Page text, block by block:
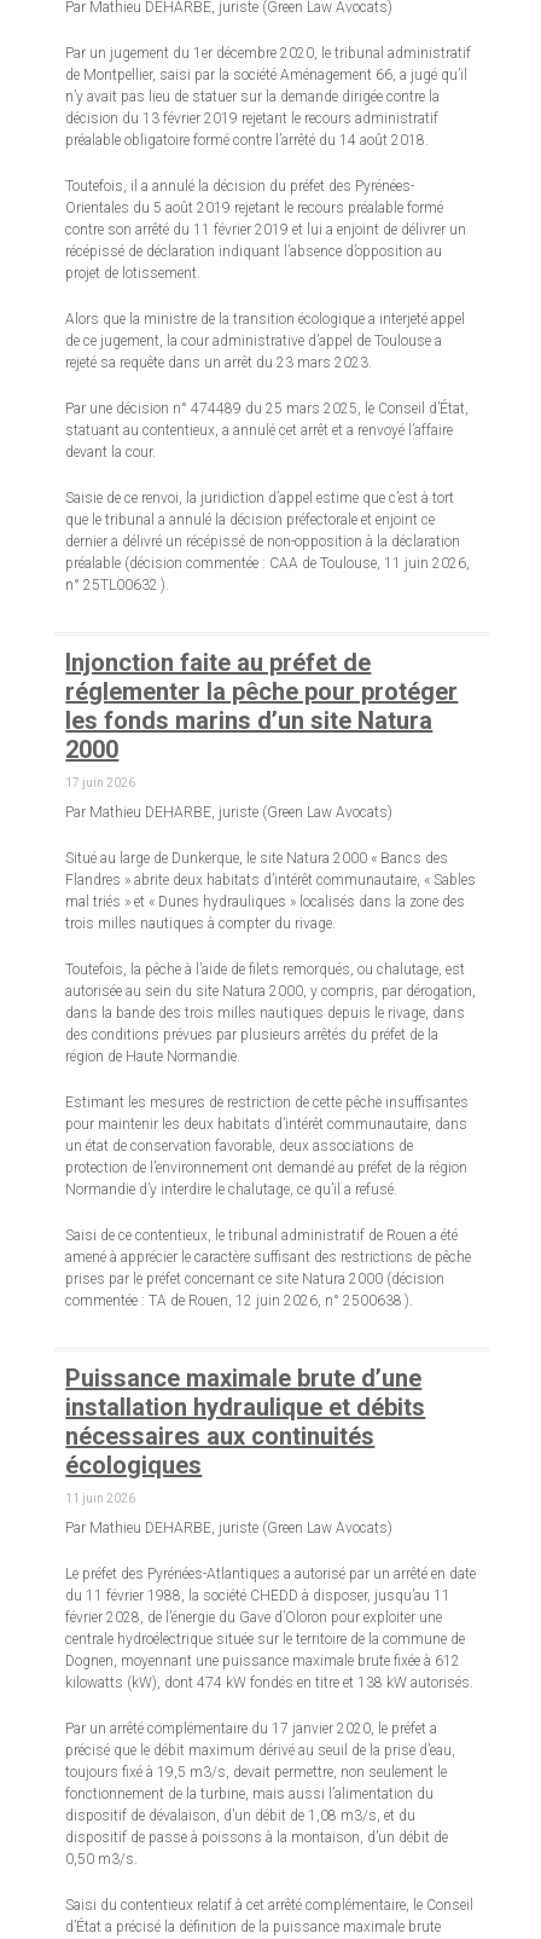
Par Mathieu DEHARBE, juriste (Green Law Avocats)
Par un jugement du 1er décembre 2020, le tribunal administratif
de Montpellier, saisi par la société Aménagement 66, a jugé qu’il
n’y avait pas lieu de statuer sur la demande dirigée contre la
décision du 13 février 2019 rejetant le recours administratif
préalable obligatoire formé contre l’arrêté du 14 août 2018.
Toutefois, il a annulé la décision du préfet des Pyrénées-
Orientales du 5 août 2019 rejetant le recours préalable formé
contre son arrêté du 11 février 2019 et lui a enjoint de délivrer un
récépissé de déclaration indiquant l’absence d’opposition au
projet de lotissement.
Alors que la ministre de la transition écologique a interjeté appel
de ce jugement, la cour administrative d’appel de Toulouse a
rejeté sa requête dans un arrêt du 23 mars 2023.
Par une décision n° 474489 du 25 mars 2025, le Conseil d’État,
statuant au contentieux, a annulé cet arrêt et a renvoyé l’affaire
devant la cour.
Saisie de ce renvoi, la juridiction d’appel estime que c’est à tort
que le tribunal a annulé la décision préfectorale et enjoint ce
dernier a délivré un récépissé de non-opposition à la déclaration
préalable (décision commentée : CAA de Toulouse, 11 juin 2026,
n° 25TL00632 ).
Injonction faite au préfet de
réglementer la pêche pour protéger
les fonds marins d’un site Natura
2000
17 juin 2026
Par Mathieu DEHARBE, juriste (Green Law Avocats)
Situé au large de Dunkerque, le site Natura 2000 « Bancs des
Flandres » abrite deux habitats d’intérêt communautaire, « Sables
mal triés » et « Dunes hydrauliques » localisés dans la zone des
trois milles nautiques à compter du rivage.
Toutefois, la pêche à l’aide de filets remorqués, ou chalutage, est
autorisée au sein du site Natura 2000, y compris, par dérogation,
dans la bande des trois milles nautiques depuis le rivage, dans
des conditions prévues par plusieurs arrêtés du préfet de la
région de Haute Normandie.
Estimant les mesures de restriction de cette pêche insuffisantes
pour maintenir les deux habitats d’intérêt communautaire, dans
un état de conservation favorable, deux associations de
protection de l’environnement ont demandé au préfet de la région
Normandie d’y interdire le chalutage, ce qu’il a refusé.
Saisi de ce contentieux, le tribunal administratif de Rouen a été
amené à apprécier le caractère suffisant des restrictions de pêche
prises par le préfet concernant ce site Natura 2000 (décision
commentée : TA de Rouen, 12 juin 2026, n° 2500638 ).
Puissance maximale brute d’une
installation hydraulique et débits
nécessaires aux continuités
écologiques
11 juin 2026
Par Mathieu DEHARBE, juriste (Green Law Avocats)
Le préfet des Pyrénées-Atlantiques a autorisé par un arrêté en date
du 11 février 1988, la société CHEDD à disposer, jusqu’au 11
février 2028, de l’énergie du Gave d’Oloron pour exploiter une
centrale hydroélectrique située sur le territoire de la commune de
Dognen, moyennant une puissance maximale brute fixée à 612
kilowatts (kW), dont 474 kW fondés en titre et 138 kW autorisés.
Par un arrêté complémentaire du 17 janvier 2020, le préfet a
précisé que le débit maximum dérivé au seuil de la prise d’eau,
toujours fixé à 19,5 m3/s, devait permettre, non seulement le
fonctionnement de la turbine, mais aussi l’alimentation du
dispositif de dévalaison, d’un débit de 1,08 m3/s, et du
dispositif de passe à poissons à la montaison, d’un débit de
0,50 m3/s.
Saisi du contentieux relatif à cet arrêté complémentaire, le Conseil
d’État a précisé la définition de la puissance maximale brute